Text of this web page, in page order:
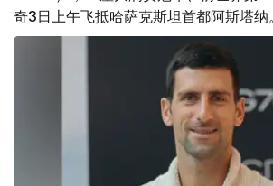
奇3日上午飞抵哈萨克斯坦首都阿斯塔纳。